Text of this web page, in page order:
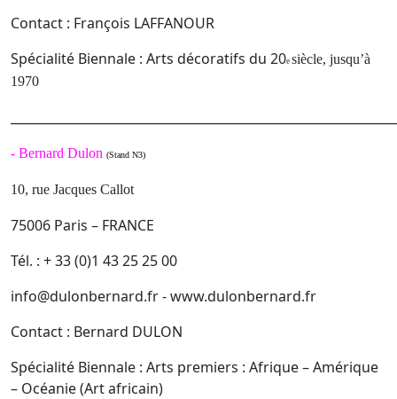
Contact : François LAFFANOUR
Spécialité Biennale : Arts décoratifs du 20e siècle, jusqu’à
1970
- Bernard Dulon (Stand N3)
10, rue Jacques Callot
75006 Paris – FRANCE
Tél. : + 33 (0)1 43 25 25 00
info@dulonbernard.fr - www.dulonbernard.fr
Contact : Bernard DULON
Spécialité Biennale : Arts premiers : Afrique – Amérique
– Océanie (Art africain)